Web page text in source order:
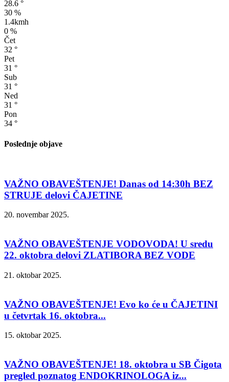
28.6 °
30 %
1.4kmh
0 %
Čet
32 °
Pet
31 °
Sub
31 °
Ned
31 °
Pon
34 °
Poslednje objave
VAŽNO OBAVEŠTENJE! Danas od 14:30h BEZ
STRUJE delovi ČAJETINE
20. novembar 2025.
VAŽNO OBAVEŠTENJE VODOVODA! U sredu
22. oktobra delovi ZLATIBORA BEZ VODE
21. oktobar 2025.
VAŽNO OBAVEŠTENJE! Evo ko će u ČAJETINI
u četvrtak 16. oktobra...
15. oktobar 2025.
VAŽNO OBAVEŠTENJE! 18. oktobra u SB Čigota
pregled poznatog ENDOKRINOLOGA iz...